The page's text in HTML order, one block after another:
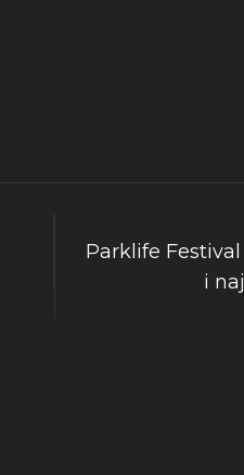
Parklife Festival
i